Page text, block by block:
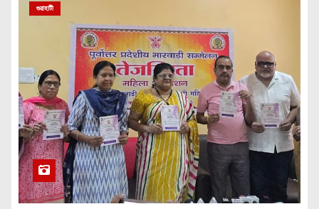
গুৱাহাটী